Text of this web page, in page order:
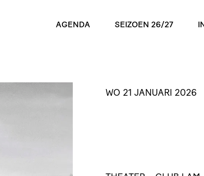
AGENDA SEIZOEN 26/27
WO 21 JANUARI 2026